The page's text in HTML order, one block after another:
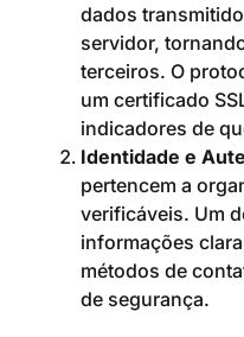
dados
servidor,
terceiros. O
um certificado
indicadores de
Identidade e
pertencem a
verificáveis. Um
informações
métodos de
de segurança.